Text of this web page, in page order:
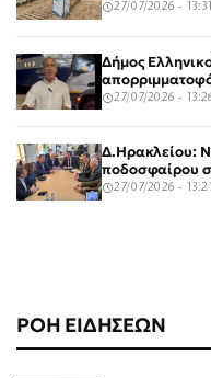
ΡΟΗ ΕΙΔΗΣΕΩΝ
27/07/2026 - 13:31
Δήμος
27/07/2026 -
Δ.Ηρακλείου:
ποδοσφαίρου
27/07/2026 - 13:21